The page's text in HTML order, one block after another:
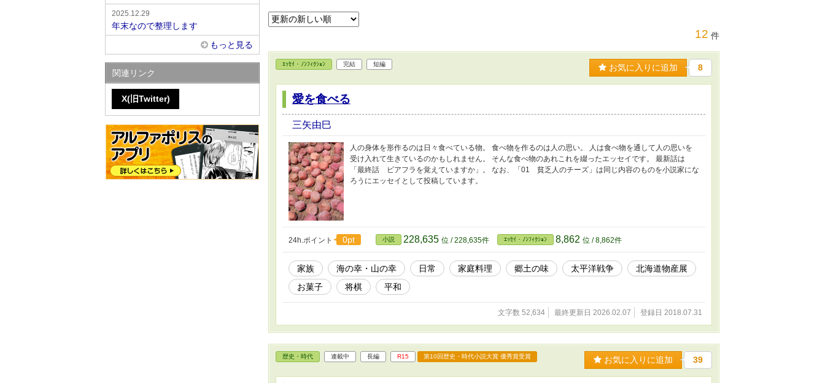
12 件
ｴｯｾｲ・ﾉﾝﾌｨｸｼｮﾝ 完結 短編 お気に入りに追加 8
愛を食べる
三矢由巳
人の身体を形作るのは日々食べている物。 食べ物を作るのは人の思い。 人は食べ物を通して人の思いを
受け入れて生きているのかもしれません。 そんな食べ物のあれこれを綴ったエッセイです。 最新話は
「最終話 ビアフラを覚えていますか」。 なお、「01 貧乏人のチーズ」は同じ内容のものを小説家にな
ろうにエッセイとして投稿しています。
24h.ポイント 0pt 小説 228,635 位 / 228,635件 ｴｯｾｲ・ﾉﾝﾌｨｸｼｮﾝ 8,862 位 / 8,862件
家族 海の幸・山の幸 日常 家庭料理 郷土の味 太平洋戦争
北海道物産展
お菓子
将棋 平和
文字数 52,634 最終更新日 2026.02.07 登録日 2018.07.31
歴史・時代 連載中 長編 R15 第10回歴史・時代小説大賞 優秀賞受賞 お気に入りに追加 39
2025.12.29
年末なので整理します
もっと見る
関連リンク
X(旧Twitter)